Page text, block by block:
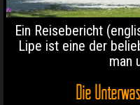
Ein Reisebericht
Lipe ist eine der
man
Die